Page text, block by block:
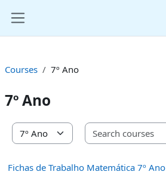
Courses 7º Ano
7º Ano
Course categories
Fichas de Trabalho Matemática 7º Ano